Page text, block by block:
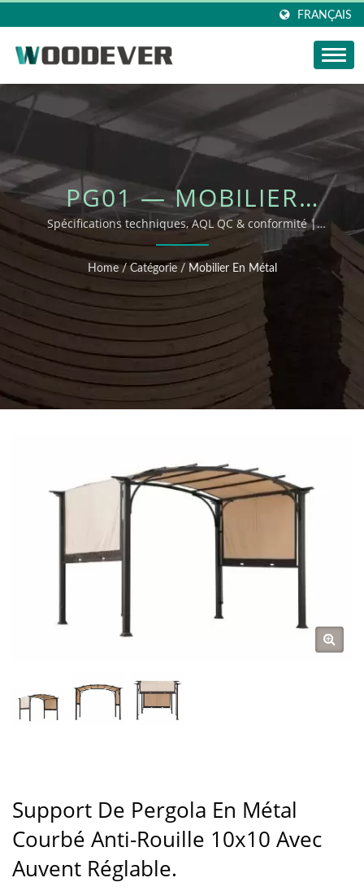
FRANÇAIS
PG01 — MOBILIER
D'EXTÉRIEUR OEM/ODM
Spécifications techniques, AQL QC & conformité |
WOODEVER
Home / Catégorie / Mobilier En Métal
Support De Pergola En Métal
Courbé Anti-Rouille 10x10 Avec
Auvent Réglable.